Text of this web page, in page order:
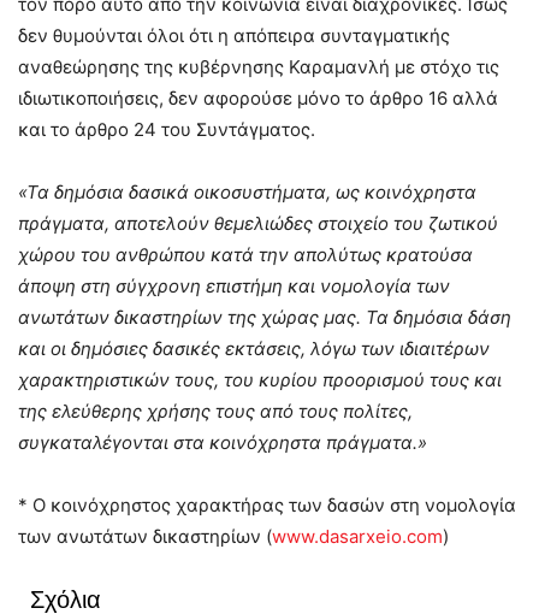
δεν θυμούνται όλοι ότι η απόπειρα συνταγματικής
αναθεώρησης της κυβέρνησης Καραμανλή με στόχο τις
ιδιωτικοποιήσεις, δεν αφορούσε μόνο το άρθρο 16 αλλά
και το άρθρο 24 του Συντάγματος.
«Τα δημόσια δασικά οικοσυστήματα, ως κοινόχρηστα
πράγματα, αποτελούν θεμελιώδες στοιχείο του ζωτικού
χώρου του ανθρώπου κατά την απολύτως κρατούσα
άποψη στη σύγχρονη επιστήμη και νομολογία των
ανωτάτων δικαστηρίων της χώρας μας. Τα δημόσια δάση
και οι δημόσιες δασικές εκτάσεις, λόγω των ιδιαιτέρων
χαρακτηριστικών τους, του κυρίου προορισμού τους και
της ελεύθερης χρήσης τους από τους πολίτες,
συγκαταλέγονται στα κοινόχρηστα πράγματα.»
* Ο κοινόχρηστος χαρακτήρας των δασών στη νομολογία
των ανωτάτων δικαστηρίων (www.dasarxeio.com)
Σχόλια